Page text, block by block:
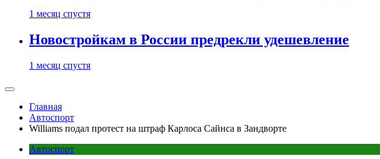
1 месяц спустя
Новостройкам в России предрекли удешевление
1 месяц спустя
Главная
Автоспорт
Williams подал протест на штраф Карлоса Сайнса в Зандворте
Автоспорт